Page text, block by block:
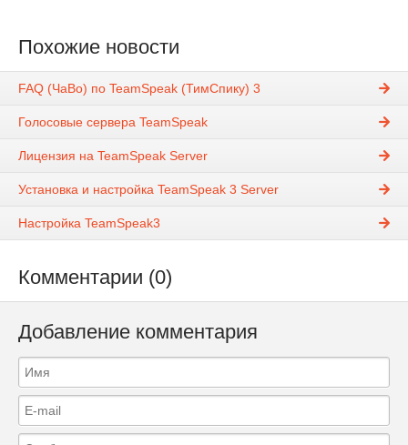
Похожие новости
FAQ (ЧаВо) по TeamSpeak (ТимСпику) 3
Голосовые сервера TeamSpeak
Лицензия на TeamSpeak Server
Установка и настройка TeamSpeak 3 Server
Настройка TeamSpeak3
Комментарии (0)
Добавление комментария